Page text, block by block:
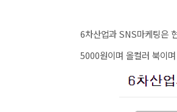
6차산업과 SNS마케팅은
5000원이며 올컬러 북이